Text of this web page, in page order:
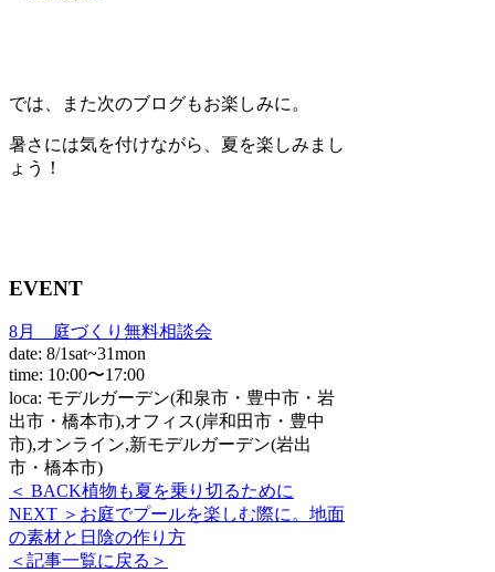
では、また次のブログもお楽しみに。
暑さには気を付けながら、夏を楽しみまし
ょう！
EVENT
8月 庭づくり無料相談会
date: 8/1sat~31mon
time: 10:00〜17:00
loca: モデルガーデン(和泉市・豊中市・岩
出市・橋本市),オフィス(岸和田市・豊中
市),オンライン,新モデルガーデン(岩出
市・橋本市)
＜ BACK植物も夏を乗り切るために
NEXT ＞ お庭でプールを楽しむ際に。地面
の素材と日陰の作り方
＜記事一覧に戻る＞